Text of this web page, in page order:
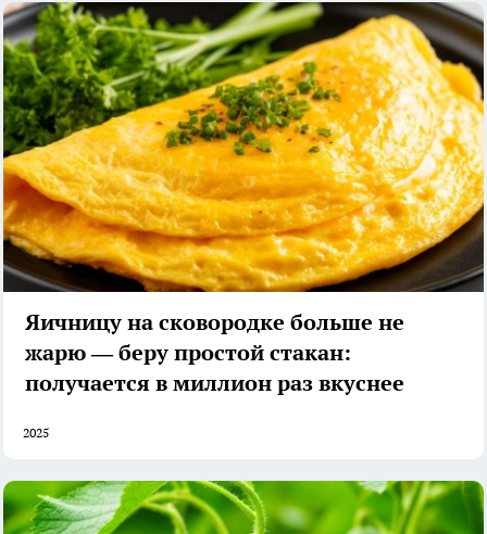
Яичницу на сковородке больше не
жарю — беру простой стакан:
получается в миллион раз вкуснее
2025